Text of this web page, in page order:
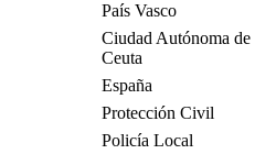
País Vasco
Ciudad Autónoma de
Ceuta
España
Protección Civil
Policía Local